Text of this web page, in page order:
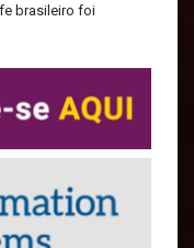
brasileiro foi